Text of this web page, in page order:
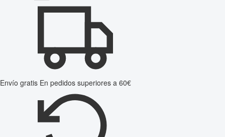
Envío gratis En pedidos superiores a 60€